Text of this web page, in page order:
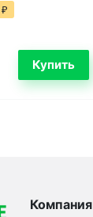
₽
Компания